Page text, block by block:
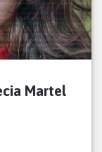
Martel